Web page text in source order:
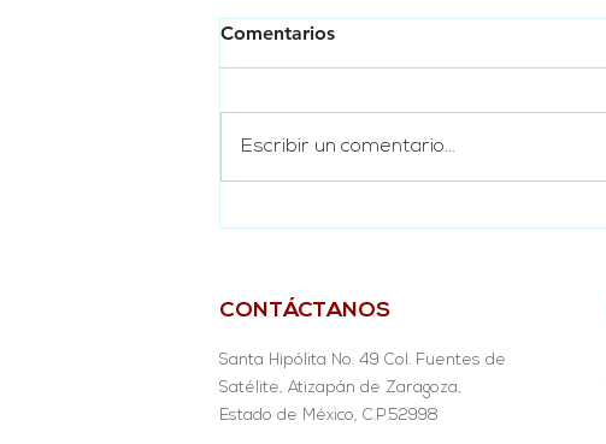
Comentarios
Escribir un comentario...
CONTÁCTANOS
Santa Hipólita No. 49 Col. Fuentes de
Satélite, Atizapán de Zaragoza,
Estado de México, C.P.52998